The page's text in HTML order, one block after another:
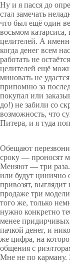
Ну и я пасся до
стал замечать
что был ещё один
восьмом
целителей. А
когда денег всем
работать не
целителей ещё
миновать не
припомню за
покупал или
до!) не забили со
возможность, что
Питера, и я туда
Обещают
сроку — проносят
Меняют — три
или будут цинично
привозят,
продаже три
того же, только
нужно конкретно
менее
пачкой денег, и
же цифра, на
общения с
Мне не по карману.